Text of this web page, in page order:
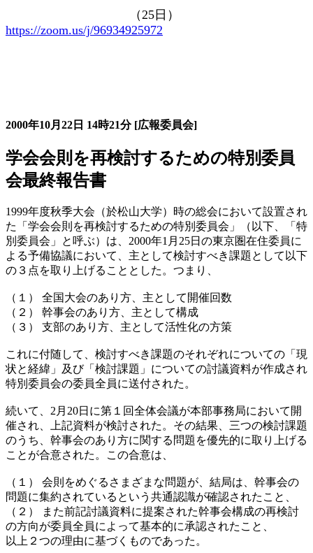
（25 日）
https://zoom.us/j/96934925972
2000年10月22日 14時21分 [広報委員会]
学会会則を再検討するための特別委員
会最終報告書
1999年度秋季大会（於松山大学）時の総会において設置され
た「学会会則を再検討するための特別委員会」（以下、「特
別委員会」と呼ぶ）は、2000年1月25日の東京圏在住委員に
よる予備協議において、主として検討すべき課題として以下
の３点を取り上げることとした。つまり、
（１） 全国大会のあり方、主として開催回数
（２） 幹事会のあり方、主として構成
（３） 支部のあり方、主として活性化の方策
これに付随して、検討すべき課題のそれぞれについての「現
状と経緯」及び「検討課題」についての討議資料が作成され
特別委員会の委員全員に送付された。
続いて、2月20日に第１回全体会議が本部事務局において開
催され、上記資料が検討された。その結果、三つの検討課題
のうち、幹事会のあり方に関する問題を優先的に取り上げる
ことが合意された。この合意は、
（１） 会則をめぐるさまざまな問題が、結局は、幹事会の
問題に集約されているという共通認識が確認されたこと、
（２） また前記討議資料に提案された幹事会構成の再検討
の方向が委員全員によって基本的に承認されたこと、
以上２つの理由に基づくものであった。